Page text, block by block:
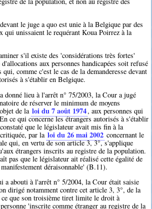
le juge a quo est unie à la Belgique par des
qui unissaient le requérant Koua Poirrez à la
s'il existe des 'considérations très fortes'
aux personnes handicapées soit refusé
qui, comme c'est le cas de la demanderesse devant
à s'établir en Belgique.
donné lieu à l'arrêt n° 75/2003, la Cour a jugé
de réserver le minimum de moyens
de la loi du 7 août 1974, aux personnes qui
ce qui concerne les étrangers autorisés à s'établir
que le législateur avait mis fin à la
par la loi du 26 mai 2002 concernant le
qui, en vertu de son article 3, 3°, s'applique
étrangers inscrits au registre de la population.
pas que le législateur ait réalisé cette égalité de
déraisonnable' (B.11).
a abouti à l'arrêt n° 5/2004, la Cour était saisie
dirigé notamment contre cet article 3, 3°, de la
ce que son troisième tiret limite le droit à
'inscrite comme étranger au registre de la